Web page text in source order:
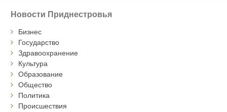
Новости Приднестровья
Бизнес
Государство
Здравоохранение
Культура
Образование
Общество
Политика
Происшествия